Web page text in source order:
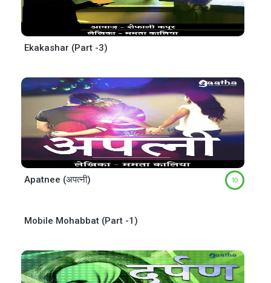
Ekakashar (Part -3)
Apatnee (अपत्नी) 10
Mobile Mohabbat (Part -1)